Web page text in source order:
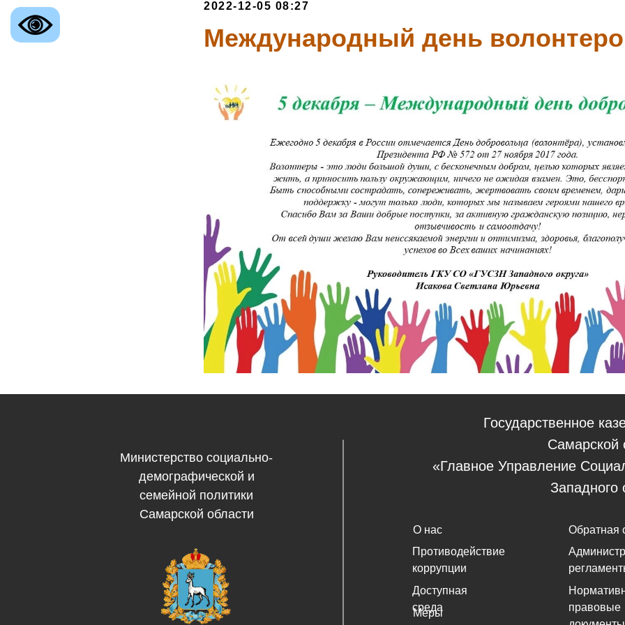
2022-12-05 08:27
Международный день
Министерство социально-
демографической и
семейной политики
Самарской области
Государственное
Самарской
«Главное Управление
Западного
О нас
Противодействие
коррупции
Доступная
среда
Меры
Обратная
правовые